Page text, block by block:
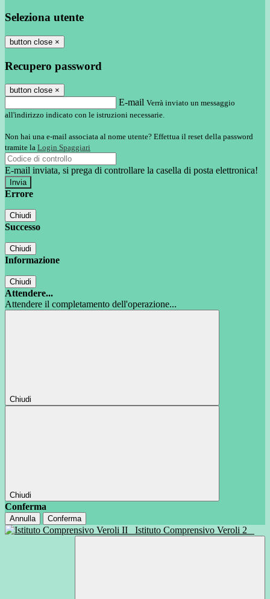
Seleziona utente
button close ×
Recupero password
button close ×
E-mail Verrà inviato un messaggio
all'indirizzo indicato con le istruzioni necessarie.
Non hai una e-mail associata al nome utente? Effettua il reset della password
tramite la Login Spaggiari
E-mail inviata, si prega di controllare la casella di posta elettronica!
Errore
Chiudi
Successo
Chiudi
Informazione
Chiudi
Attendere...
Attendere il completamento dell'operazione...
Chiudi
Chiudi
Conferma
Annulla Conferma
Istituto Comprensivo Veroli 2